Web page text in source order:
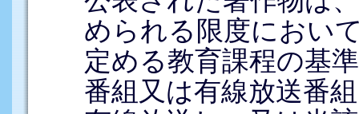
められる限度におい
定める教育課程の基
番組又は有線放送番